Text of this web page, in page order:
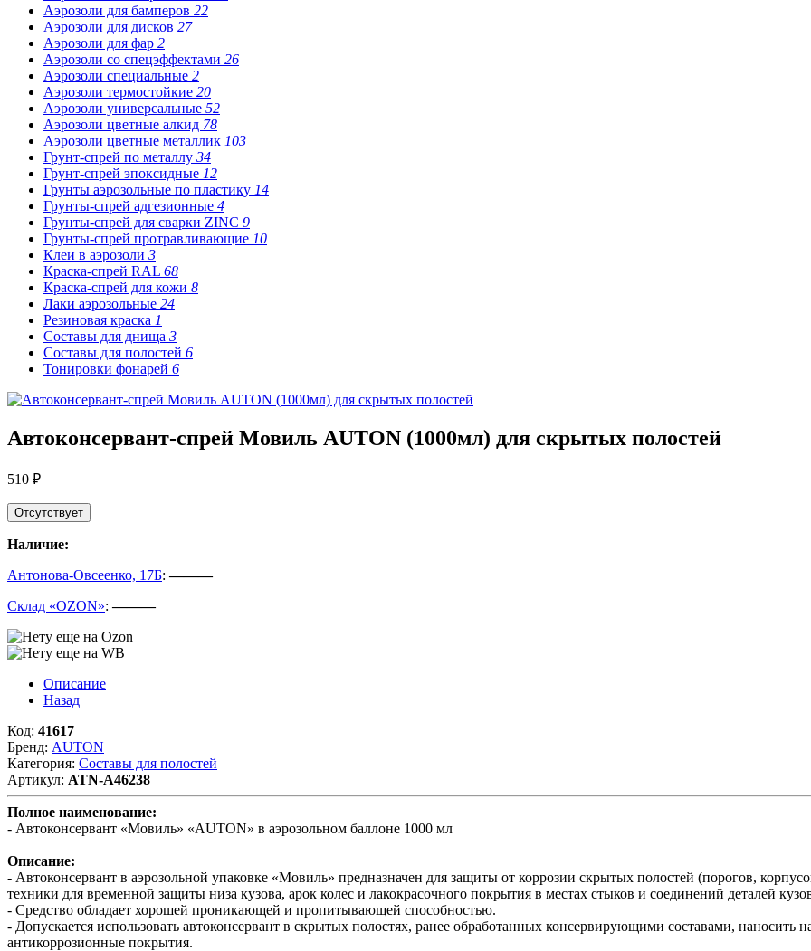
Аэрозоли для бамперов 22
Аэрозоли для дисков 27
Аэрозоли для фар 2
Аэрозоли со спецэффектами 26
Аэрозоли специальные 2
Аэрозоли термостойкие 20
Аэрозоли универсальные 52
Аэрозоли цветные алкид 78
Аэрозоли цветные металлик 103
Грунт-спрей по металлу 34
Грунт-спрей эпоксидные 12
Грунты аэрозольные по пластику 14
Грунты-спрей адгезионные 4
Грунты-спрей для сварки ZINC 9
Грунты-спрей протравливающие 10
Клеи в аэрозоли 3
Краска-спрей RAL 68
Краска-спрей для кожи 8
Лаки аэрозольные 24
Резиновая краска 1
Составы для днища 3
Составы для полостей 6
Тонировки фонарей 6
Автоконсервант-спрей Мовиль AUTON (1000мл) для скрытых полостей
510 ₽
Отсутствует
Наличие:
Антонова-Овсеенко, 17Б:———
Склад «OZON»:———
Описание
Назад
Код: 41617
Бренд: AUTON
Категория: Составы для полостей
Артикул: ATN-A46238
Полное наименование:
- Автоконсервант «Мовиль» «AUTON» в аэрозольном баллоне 1000 мл
Описание:
- Автоконсервант в аэрозольной упаковке «Мовиль» предназначен для защиты от коррозии скрытых полостей (порогов,
техники для временной защиты низа кузова, арок колес и лакокрасочного покрытия в местах стыков и соединений деталей
- Средство обладает хорошей проникающей и пропитывающей способностью.
- Допускается использовать автоконсервант в скрытых полостях, ранее обработанных консервирующими составами, наносить
антикоррозионные покрытия.